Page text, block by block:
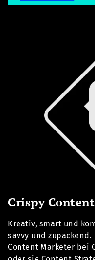
Crispy
Kreativ, smart und
savvy und
Content Marketer bei